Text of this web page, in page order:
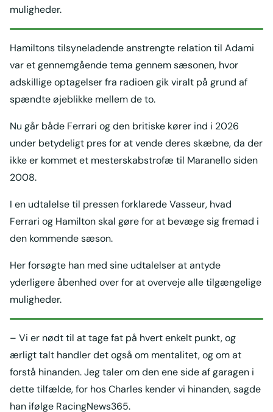
muligheder.
Hamiltons tilsyneladende anstrengte relation til Adami
var et gennemgående tema gennem sæsonen, hvor
adskillige optagelser fra radioen gik viralt på grund af
spændte øjeblikke mellem de to.
Nu går både Ferrari og den britiske kører ind i 2026
under betydeligt pres for at vende deres skæbne, da der
ikke er kommet et mesterskabstrofæ til Maranello siden
2008.
I en udtalelse til pressen forklarede Vasseur, hvad
Ferrari og Hamilton skal gøre for at bevæge sig fremad i
den kommende sæson.
Her forsøgte han med sine udtalelser at antyde
yderligere åbenhed over for at overveje alle tilgængelige
muligheder.
– Vi er nødt til at tage fat på hvert enkelt punkt, og
ærligt talt handler det også om mentalitet, og om at
forstå hinanden. Jeg taler om den ene side af garagen i
dette tilfælde, for hos Charles kender vi hinanden, sagde
han ifølge RacingNews365.